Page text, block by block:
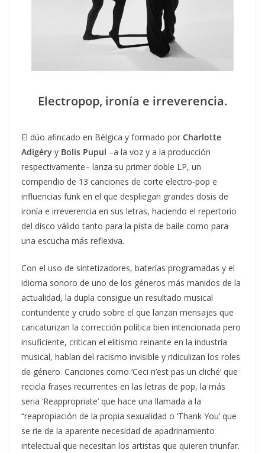
Electropop, ironía e irreverencia.
El dúo afincado en Bélgica y formado por Charlotte
Adigéry y Bolis Pupul –a la voz y a la producción
respectivamente– lanza su primer doble LP, un
compendio de 13 canciones de corte electro-pop e
influencias funk en el que despliegan grandes dosis de
ironía e irreverencia en sus letras, haciendo el repertorio
del disco válido tanto para la pista de baile como para
una escucha más reflexiva.
Con el uso de sintetizadores, baterías programadas y el
idioma sonoro de uno de los géneros más manidos de la
actualidad, la dupla consigue un resultado musical
contundente y crudo sobre el que lanzan mensajes que
caricaturizan la corrección política bien intencionada pero
insuficiente, critican el elitismo reinante en la industria
musical, hablan del racismo invisible y ridiculizan los roles
de género. Canciones como ‘Ceci n’est pas un cliché’ que
recicla frases recurrentes en las letras de pop, la más
seria ‘Reappropriate’ que hace una llamada a la
“reapropiación de la propia sexualidad o ‘Thank You’ que
se ríe de la aparente necesidad de apadrinamiento
intelectual que necesitan los artistas que quieren triunfar.